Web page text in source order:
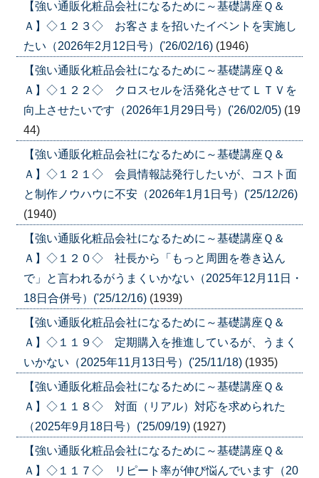
【強い通販化粧品会社になるために～基礎講座Ｑ＆
Ａ】◇１２３◇ お客さまを招いたイベントを実施し
たい（2026年2月12日号）('26/02/16) (1946)
【強い通販化粧品会社になるために～基礎講座Ｑ＆
Ａ】◇１２２◇ クロスセルを活発化させてＬＴＶを
向上させたいです（2026年1月29日号）('26/02/05) (19
44)
【強い通販化粧品会社になるために～基礎講座Ｑ＆
Ａ】◇１２１◇ 会員情報誌発行したいが、コスト面
と制作ノウハウに不安（2026年1月1日号）('25/12/26)
(1940)
【強い通販化粧品会社になるために～基礎講座Ｑ＆
Ａ】◇１２０◇ 社長から「もっと周囲を巻き込ん
で」と言われるがうまくいかない（2025年12月11日・
18日合併号）('25/12/16) (1939)
【強い通販化粧品会社になるために～基礎講座Ｑ＆
Ａ】◇１１９◇ 定期購入を推進しているが、うまく
いかない（2025年11月13日号）('25/11/18) (1935)
【強い通販化粧品会社になるために～基礎講座Ｑ＆
Ａ】◇１１８◇ 対面（リアル）対応を求められた
（2025年9月18日号）('25/09/19) (1927)
【強い通販化粧品会社になるために～基礎講座Ｑ＆
Ａ】◇１１７◇ リピート率が伸び悩んでいます（20